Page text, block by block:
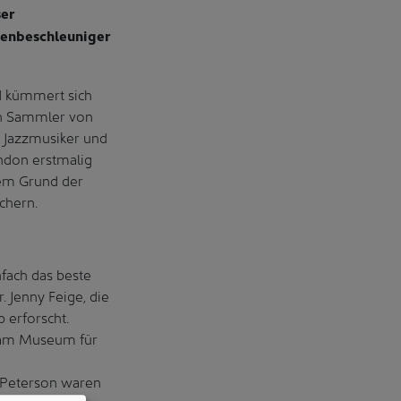
kümmert sich
Sammler von
und
erstmalig
Grund der
das beste
Feige, die
erforscht.
Museum für
waren